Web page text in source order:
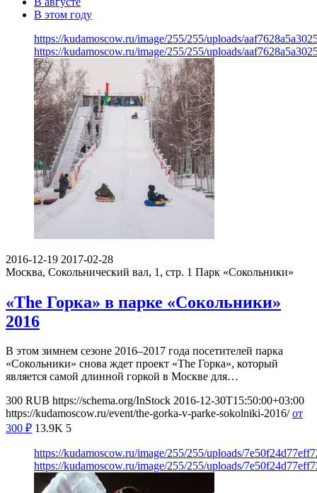
В этом году
https://kudamoscow.ru/image/255/255/uploads/
https://kudamoscow.ru/image/255/255/uploads/
2016-12-19 2017-02-28
Москва, Сокольнический вал, 1, стр. 1 Парк «Сокольники»
«The Горка» в парке «Сокольники»
2016
В этом зимнем сезоне 2016–2017 года посетителей парка
«Сокольники» снова ждет проект «The Горка», который
является самой длинной горкой в Москве для…
300 RUB https://schema.org/InStock 2016-12-30T15:50:00+03:00
https://kudamoscow.ru/event/the-gorka-v-parke-sokolniki-2016/ от
300 ₽ 13.9K 5
https://kudamoscow.ru/image/255/255/uploads/
https://kudamoscow.ru/image/255/255/uploads/